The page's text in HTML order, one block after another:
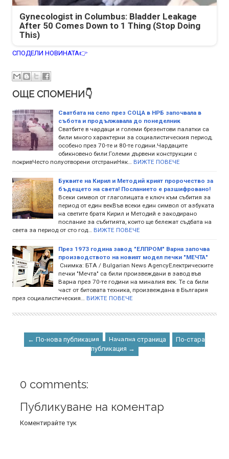
Gynecologist in Columbus: Bladder Leakage
After 50 Comes Down to 1 Thing (Stop Doing
This)
СПОДЕЛИ НОВИНАТА👉
ОЩЕ СПОМЕНИ👇
Сватбата на село през СОЦА в НРБ започвала в
събота и продължавала до понеделник
Сватбите в чардаци и големи брезентови палатки са
били много характерни за социалистическия период,
особено през 70-те и 80-те години.Чардаците
обикновено били:Големи дървени конструкции с
покривЧесто полуотворени отстраниНяк…
ВИЖТЕ ПОВЕЧЕ
Буквите на Кирил и Методий крият пророчество за
бъдещето на света! Посланието е разшифровано!
Всеки символ от глаголицата е ключ към събития за
период от един векВъв всеки един символ от азбуката
на светите братя Кирил и Методий е закодирано
послание за събитията, които ще бележат съдбата на
света за период от сто год…
ВИЖТЕ ПОВЕЧЕ
През 1973 година завод "ЕЛПРОМ" Варна започва
производството на новият модел печки "МЕЧТА"
Снимка: БТА / Bulgarian News AgencyЕлектрическите
печки "Мечта" са били произвеждани в завод във
Варна през 70-те години на миналия век. Те са били
част от битовата техника, произвеждана в България
през социалистическия…
ВИЖТЕ ПОВЕЧЕ
← По-нова публикация Начална страница
По-стара
публикация →
0 comments:
Публикуване на коментар
Коментирайте тук